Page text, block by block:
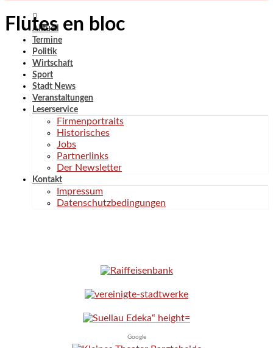
Aktuell
Termine
Politik
Wirtschaft
Sport
Stadt News
Veranstaltungen
Leserservice
Firmenportraits
Historisches
Jobs
Partnerlinks
Der Newsletter
Kontakt
Impressum
Datenschutzbedingungen
Flutes en bloc
Google